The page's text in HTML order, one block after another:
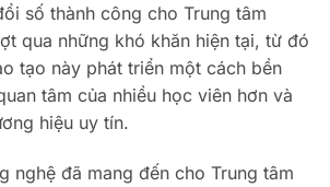
số thành công cho Trung tâm
qua những khó khăn hiện tại, từ đó
tạo này phát triển một cách bền
tâm của nhiều học viên hơn và
hiệu uy tín.
nghệ đã mang đến cho Trung tâm